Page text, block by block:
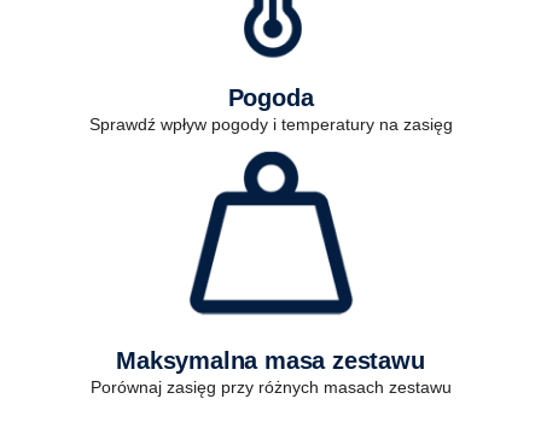
Pogoda
Sprawdź wpływ pogody i temperatury na zasięg
Maksymalna masa zestawu
Porównaj zasięg przy różnych masach zestawu